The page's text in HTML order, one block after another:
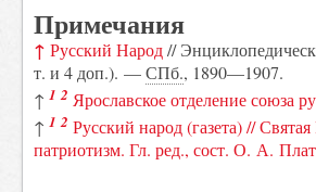
Примечания
↑ Русский Народ//
т. и 4 доп.). —СПб., 1890—1907.
↑ 1 2 Ярославское отделение союза
↑ 1 2 Русский народ (газета) //
патриотизм. Гл. ред., сост. О. А.